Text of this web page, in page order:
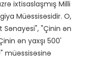
ixtisaslaşmış Milli
Müəssisəsidir. O,
Sənayesi", "Çinin ən
ən yaxşı 500'
müəssisəsinə